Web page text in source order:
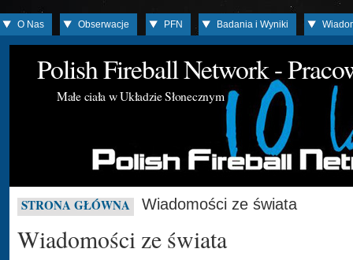
O Nas Obserwacje PFN Badania i Wyniki
Polish Fireball Network -
Małe ciała w Układzie Słonecznym
STRONA GŁÓWNA Wiadomości ze świata
Wiadomości ze świata